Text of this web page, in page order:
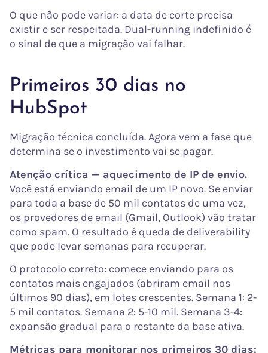
O que não pode variar: a data de corte precisa
existir e ser respeitada. Dual-running indefinido é
o sinal de que a migração vai falhar.
Primeiros 30 dias no
HubSpot
Migração técnica concluída. Agora vem a fase que
determina se o investimento vai se pagar.
Atenção crítica — aquecimento de IP de envio.
Você está enviando email de um IP novo. Se enviar
para toda a base de 50 mil contatos de uma vez,
os provedores de email (Gmail, Outlook) vão tratar
como spam. O resultado é queda de deliverability
que pode levar semanas para recuperar.
O protocolo correto: comece enviando para os
contatos mais engajados (abriram email nos
últimos 90 dias), em lotes crescentes. Semana 1: 2-
5 mil contatos. Semana 2: 5-10 mil. Semana 3-4:
expansão gradual para o restante da base ativa.
Métricas para monitorar nos primeiros 30 dias: